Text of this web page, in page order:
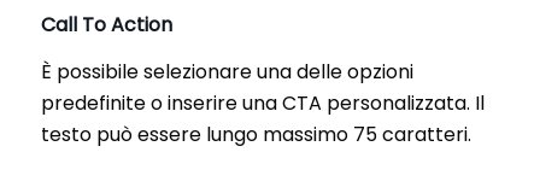
Call To Action
È possibile selezionare una delle opzioni
predefinite o inserire una CTA personalizzata. Il
testo può essere lungo massimo 75 caratteri.